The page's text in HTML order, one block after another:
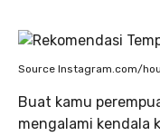
Source Instagram.com/
Buat kamu
mengalami kendala